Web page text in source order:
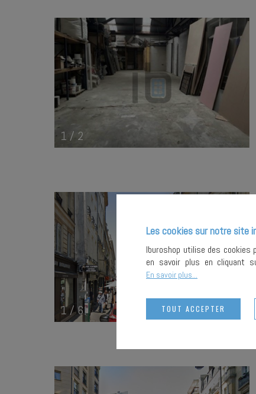
1 / 2
1/6
Les cookies sur notre site
Iburoshop utilise des cookies
en savoir plus en cliquant
En savoir plus...
TOUT ACCEPTER